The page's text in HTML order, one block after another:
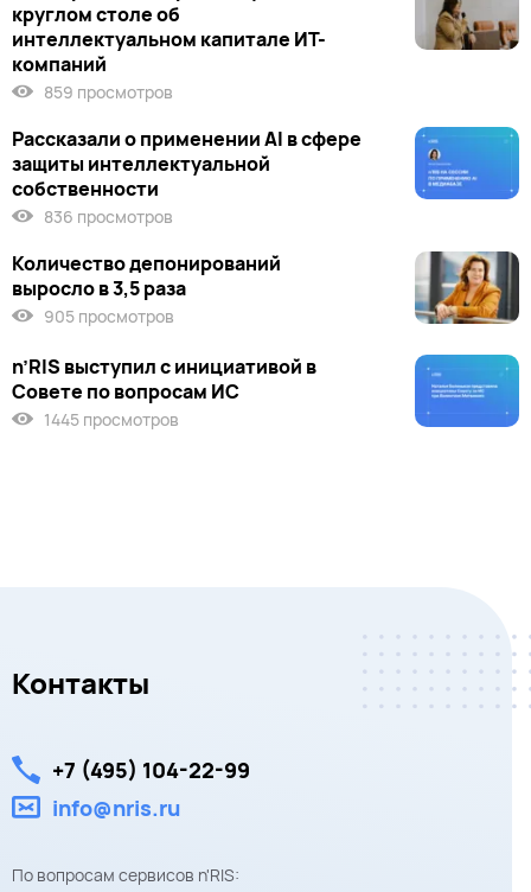
круглом столе об
интеллектуальном капитале ИТ-
компаний
859 просмотров
Рассказали о применении AI в сфере
защиты интеллектуальной
собственности
836 просмотров
Количество депонирований
выросло в 3,5 раза
905 просмотров
n’RIS выступил c инициативой в
Совете по вопросам ИС
1445 просмотров
Контакты
+7 (495) 104-22-99
info@nris.ru
По вопросам сервисов n'RIS: